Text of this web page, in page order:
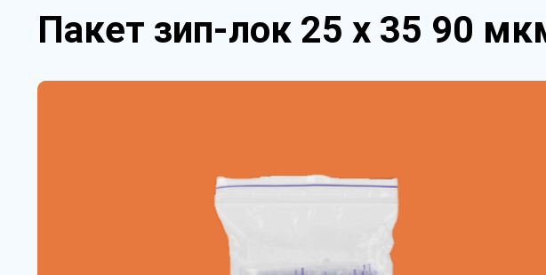
Пакет зип-лок 25 х 35 90